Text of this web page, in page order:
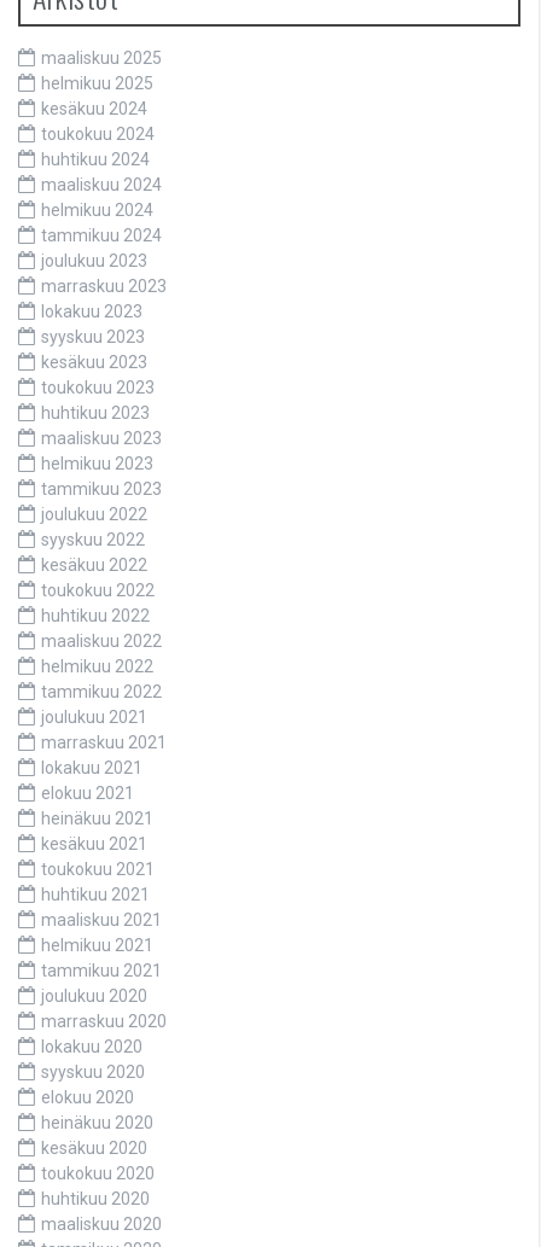
maaliskuu 2025
helmikuu 2025
kesäkuu 2024
toukokuu 2024
huhtikuu 2024
maaliskuu 2024
helmikuu 2024
tammikuu 2024
joulukuu 2023
marraskuu 2023
lokakuu 2023
syyskuu 2023
kesäkuu 2023
toukokuu 2023
huhtikuu 2023
maaliskuu 2023
helmikuu 2023
tammikuu 2023
joulukuu 2022
syyskuu 2022
kesäkuu 2022
toukokuu 2022
huhtikuu 2022
maaliskuu 2022
helmikuu 2022
tammikuu 2022
joulukuu 2021
marraskuu 2021
lokakuu 2021
elokuu 2021
heinäkuu 2021
kesäkuu 2021
toukokuu 2021
huhtikuu 2021
maaliskuu 2021
helmikuu 2021
tammikuu 2021
joulukuu 2020
marraskuu 2020
lokakuu 2020
syyskuu 2020
elokuu 2020
heinäkuu 2020
kesäkuu 2020
toukokuu 2020
huhtikuu 2020
maaliskuu 2020